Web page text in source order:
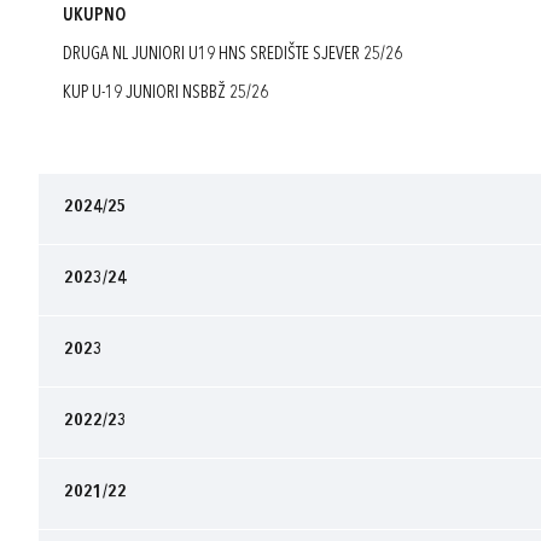
UKUPNO
DRUGA NL JUNIORI U19 HNS SREDIŠTE SJEVER 25/26
KUP U-19 JUNIORI NSBBŽ 25/26
2024/25
2023/24
2023
2022/23
2021/22